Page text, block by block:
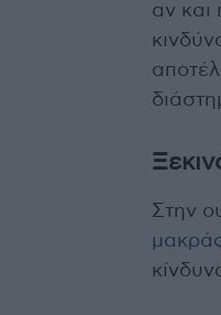
αν και
Στην